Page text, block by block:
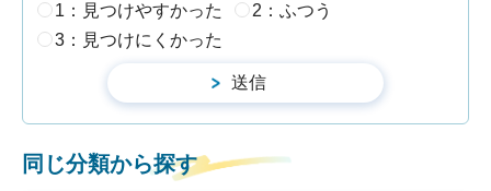
1：見つけやすかった
2：ふつう
3：見つけにくかった
同じ分類から探す